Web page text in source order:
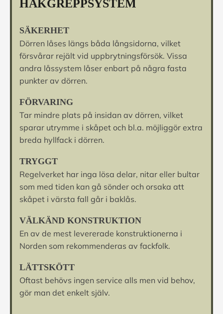
HAKGREPPSYSTEM
SÄKERHET
Dörren låses längs båda långsidorna, vilket
försvårar rejält vid uppbrytningsförsök. Vissa
andra låssystem låser enbart på några fasta
punkter av dörren.
FÖRVARING
Tar mindre plats på insidan av dörren, vilket
sparar utrymme i skåpet och bl.a. möjliggör extra
breda hyllfack i dörren.
TRYGGT
Regelverket har inga lösa delar, nitar eller bultar
som med tiden kan gå sönder och orsaka att
skåpet i värsta fall går i baklås.
VÄLKÄND KONSTRUKTION
En av de mest levererade konstruktionerna i
Norden som rekommenderas av fackfolk.
LÄTTSKÖTT
Oftast behövs ingen service alls men vid behov,
gör man det enkelt själv.